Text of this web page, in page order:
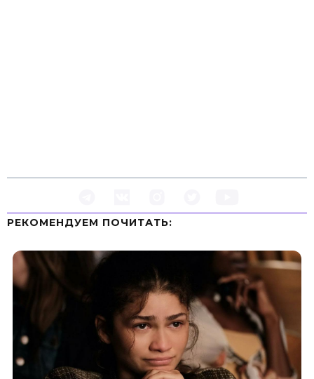
РЕКОМЕНДУЕМ ПOЧИТАТЬ: